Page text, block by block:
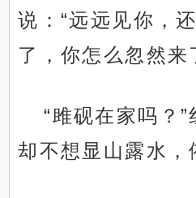
说：“远远见你，
了，你怎么忽然来
“雎砚在家吗？”
却不想显山露水，